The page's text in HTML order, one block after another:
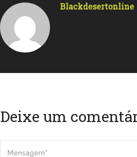
Blackdesertonline
Deixe um